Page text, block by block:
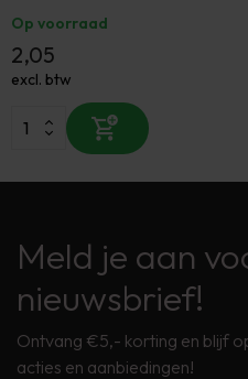
Op voorraad
2,05
excl. btw
Meld je aan
nieuwsbrief!
Ontvang €5,- korting en blijf
acties en aanbiedingen!